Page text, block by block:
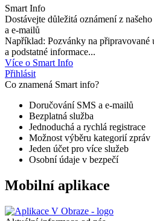
Smart Info
Dostávejte důležitá oznámení z
a e-mailů
Například: Pozvánky na připravované
a podstatné informace...
Více o Smart Info
Přihlásit
Co znamená Smart info?
Doručování SMS a e-mailů
Bezplatná služba
Jednoduchá a rychlá registrace
Možnost výběru kategorií zpráv
Jeden účet pro více služeb
Osobní údaje v bezpečí
Mobilní aplikace